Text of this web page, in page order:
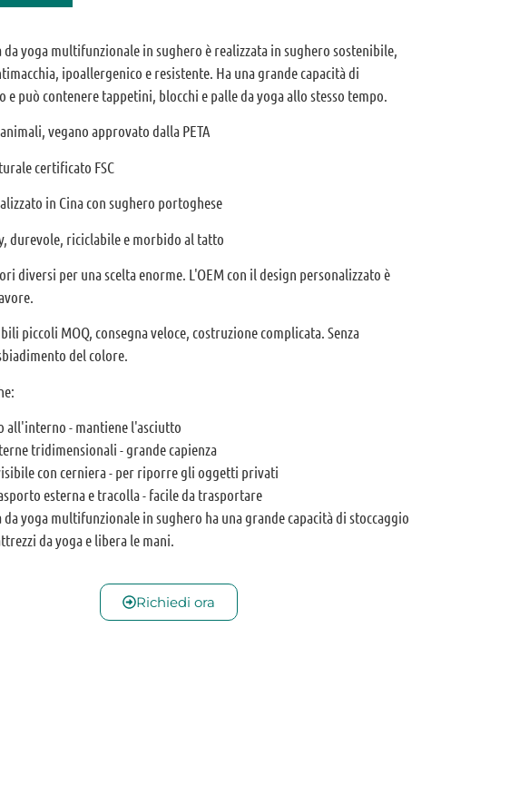
da yoga multifunzionale in sughero è realizzata in sughero sostenibile,
ipoallergenico e resistente. Ha una grande capacità di
e può contenere tappetini, blocchi e palle da yoga allo stesso tempo.
animali, vegano approvato dalla PETA
certificato FSC
in Cina con sughero portoghese
durevole, riciclabile e morbido al tatto
diversi per una scelta enorme. L'OEM con il design personalizzato è
piccoli MOQ, consegna veloce, costruzione complicata. Senza
del colore.
all'interno - mantiene l'asciutto
tridimensionali - grande capienza
con cerniera - per riporre gli oggetti privati
esterna e tracolla - facile da trasportare
da yoga multifunzionale in sughero ha una grande capacità di stoccaggio
da yoga e libera le mani.
Richiedi ora